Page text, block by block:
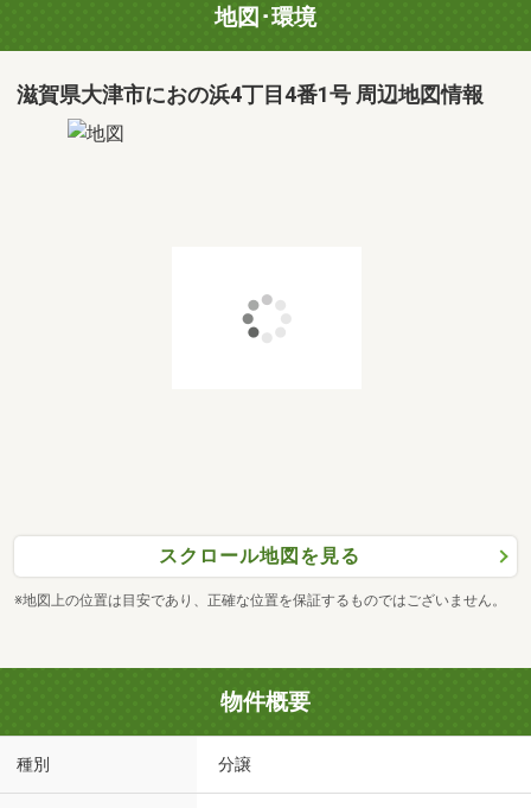
地図･環境
滋賀県大津市におの浜4丁目4番1号 周辺地図情報
スクロール地図を見る
※地図上の位置は目安であり、正確な位置を保証するものではございません。
物件概要
種別 分譲